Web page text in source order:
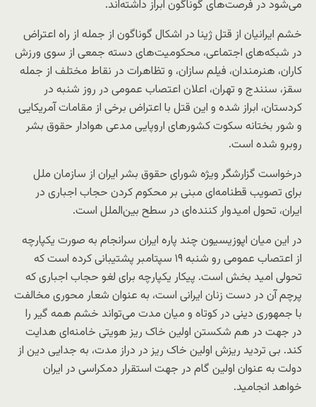
می‌شود در فرصت‌های گوناگون ابراز داشته‌اند.
خشم ایرانیان از قتل ژینا در اشکال گوناگون از جمله از راه اعتراض
در شبکه‌های اجتماعی، محکومیت‌های دسته جمعی از سوی ورزش
کاران، هنرمندان، فیلم سازان، و تظاهرات در نقاط مختلف از جمله
سقز، سنندج و تهران، اعلان اعتصاب عمومی در روز شنبه در
کردستان، ابراز شده و این قتل با اعتراض برخی از مقامات آمریکایی
و شور بختانه سکوت کشورهای اروپایی مدعی هوادار حقوق بشر
روبرو شده است.
درخواست گزارشگر ویژه شورای حقوق بشر ایران از سازمان ملل
برای تصویب قطنامه‌ای مبنی بر محکوم کردن حجاب اجباری در
ایران، تحول امیدوار کننده‌ای در سطح بین‌الملل است.
در این میان اپوزیسیون چند پاره ایران سرانجام به صورت یکپارچه
از اعتصاب عمومی رو شنبه ۱۹ سپتامبر پشتیبانی کرده است که
تحولی امید بخش است. پیکار یکپارچه برای لغو حجاب اجباری که
پرچم آن در دست زنان ایرانی است، به عنوان شعار محوری مخالفت
با جمهوری دینی در کوتاه و میان مدت می‌تواند خشم همه گیر را
در جهت در هم شکستن اولین خاک ریز هویتی خامنه‌ای هدایت
کند. بی تردید ریزش اولین خاک ریز در دراز مدت، به جدایی دین از
دولت به عنوان اولین گام در جهت استقرار دمکراسی در ایران
خواهد انجامید.